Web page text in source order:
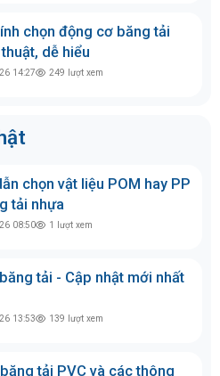
cách riêng của máy móc,
ổn định và đồng bộ với dây
nào phù hợp cho mọi ứng
vật liệu khác nhau. Hiểu rõ
quan trọng để lựa chọn
phần tối ưu hiệu quả sản
các giải pháp
dây băng tải
lượt bình chọn